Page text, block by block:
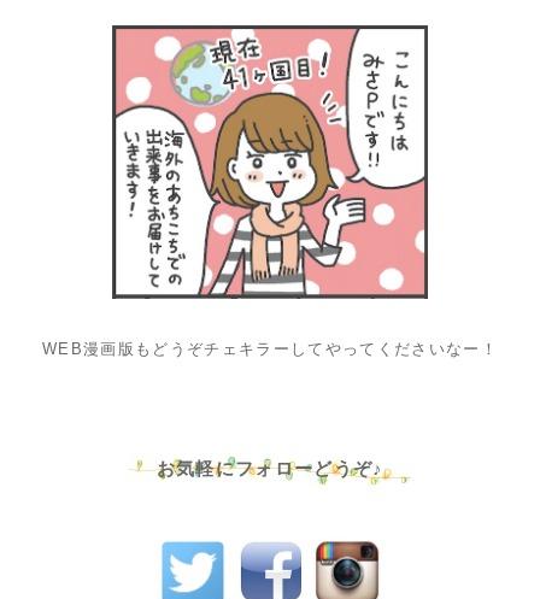
WEB漫画版もどうぞチェキラーしてやってくださいなー！
お気軽にフォローどうぞ♪